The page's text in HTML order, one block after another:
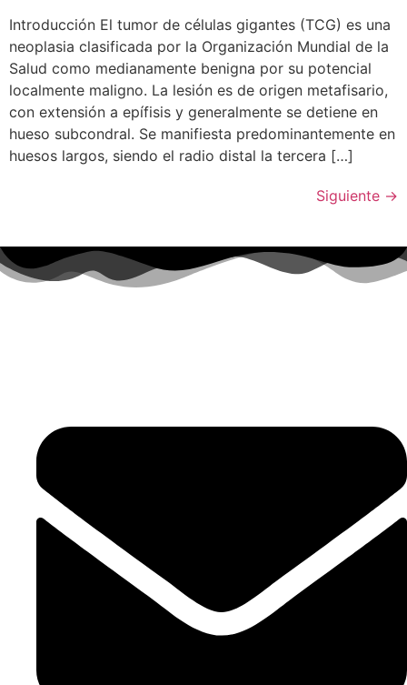
Introducción El tumor de células gigantes (TCG) es una
neoplasia clasificada por la Organización Mundial de la
Salud como medianamente benigna por su potencial
localmente maligno. La lesión es de origen metafisario,
con extensión a epífisis y generalmente se detiene en
hueso subcondral. Se manifiesta predominantemente en
huesos largos, siendo el radio distal la tercera […]
Siguiente →